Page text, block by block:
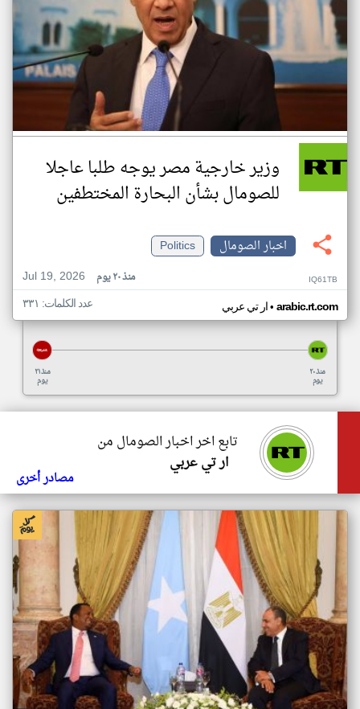
وزير خارجية مصر يوجه طلبا عاجلا
للصومال بشأن البحارة المختطفين
اخبار الصومال
Politics
Jul 19, 2026
منذ ٢٠ يوم IQ61TB
ار تي عربي• arabic.rt.com عدد الكلمات: ٣٣١
منذ ٢١
يوم
منذ ٢٠
يوم
تابع اخر اخبار الصومال من
ار تي عربي
مصادر أخرى